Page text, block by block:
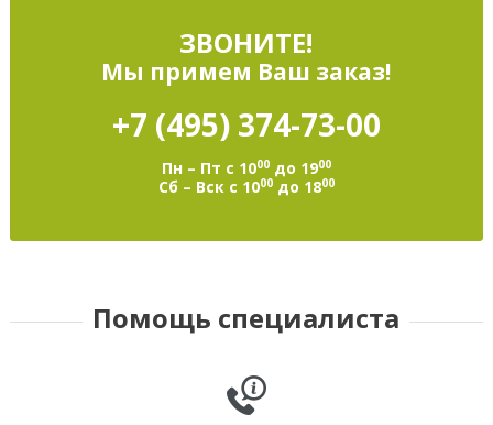
ЗВОНИТЕ!
Мы примем Ваш заказ!
+7 (495) 374-73-00
Пн – Пт с 1000до 1900
Сб – Вск с 1000до 1800
Помощь специалиста